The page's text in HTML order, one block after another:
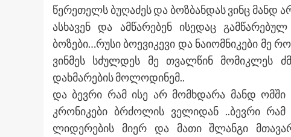
წერეთელს ბუღაძეს და ბოზბანდას ვინც მანდ
ასხავენ და ამწარებენ ისედაც
ბოზები…რუსი ბოევიკევი და ნაიომნიკები მე
ვინმეს სძულდეს მე თვალწინ მომიკლეს
დახმარების მოლოდინემ..
და ბევრი რამ ისე არ მომხდარა მანდ
კრონიკები ბრძოლის ველიდან ..ბევრი
ლიდერების მიერ და მათი შლანგი